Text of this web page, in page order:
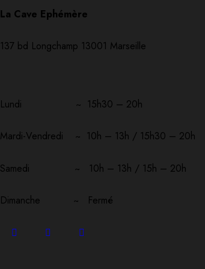
La Cave Ephémère
137 bd Longchamp 13001 Marseille
Lundi ~ 15h30 – 20h
Mardi-Vendredi ~ 10h – 13h / 15h30 – 20h
Samedi ~ 10h – 13h / 15h – 20h
Dimanche ~ Fermé